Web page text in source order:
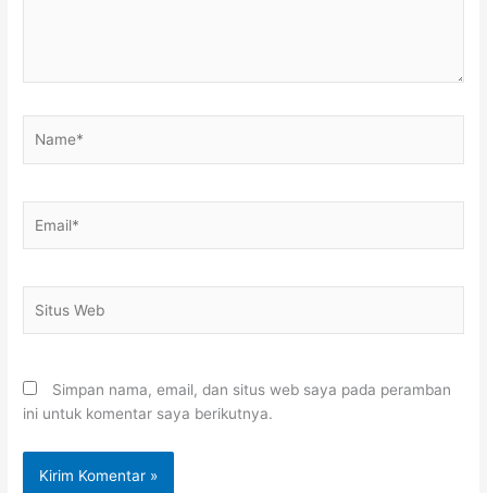
Web
Simpan nama, email, dan situs web saya pada peramban
ini untuk komentar saya berikutnya.